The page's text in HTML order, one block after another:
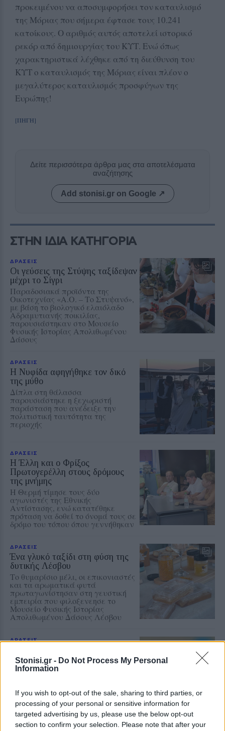
Stonisi.gr - Do Not Process My Personal
Information
If you wish to opt-out of the sale, sharing to third parties, or
processing of your personal or sensitive information for
targeted advertising by us, please use the below opt-out
section to confirm your selection. Please note that after your
προκειμένου να αποσυμφορήσει τον καταυλισμό
της Μόριας που σήμερα έφτασε τους 10.241
κατοίκους. Ο αριθμός αυτός αποτελεί ιστορικό
ρεκόρ από δημιουργίας του ΚΥΤ. Ενώ όπως
χαρακτηριστικά λέχθηκε από τη διεύθυνση του
ΚΥΤ ο καταυλισμός της Μόριας είναι πλέον ο
μεγαλύτερος καταυλισμός προσφύγων της
Ευρώπης!
[ΠΗΓΗ]
Δείτε περισσότερα άρθρα μας στα αποτελέσματα
αναζήτησης
Add stonisi.gr on Google ↗
ΣΤΗΝ ΙΔΙΑ ΚΑΤΗΓΟΡΙΑ
ΔΡΑΣΕΙΣ
Οι γεύσεις της Στύψης ταξίδεψαν
μέχρι το Σίγρι
Παραδοσιακά προϊόντα της
Οικοτεχνίας «Α.Ο. – Το Στυψανό»,
με βάση το βιολογικό ελαιόλαδο
Αδραμυτιανής ποικιλίας,
παρουσιάστηκαν στο Μουσείο
Φυσικής Ιστορίας Απολιθωμένου
Δάσους
ΔΡΑΣΕΙΣ
Η Νυφίδα αφηγήθηκε τον δικό
της μύθο
Δίπλα στη θάλασσα
παρουσιάστηκε η ξεχωριστή
παράσταση που ανέδειξε την
πολιτιστική ταυτότητα της
περιοχής
ΔΡΑΣΕΙΣ
Η Έλλη και ο Φρίξος
Πρωτογερέλλη στους δρόμους
της μνήμης
Η Θερμή τίμησε τους δύο
αγωνιστές της Εθνικής
Αντίστασης, ενώ κατατέθηκε
πρόταση να δοθεί το όνομά τους σε
δρόμο του τόπου όπου γεννήθηκαν
ΔΡΑΣΕΙΣ
Ένα γλυκό ταξίδι στη φύση της
δυτικής Λέσβου
Το θυμαρίσιο μέλι, οι επικονιαστές
και τα αρωματικά φυτά
πρωταγωνίστησαν στη γευστική
εμπειρία που φιλοξενεησε το
Μουσείο Φυσικής Ιστορίας
Απολιθωμένου Δάσους Λέσβου
ΔΡΑΣΕΙΣ
για την Παλαιστίνη
Μυτιλήνη, Πλωμάρι και Ερεσός
ενάντια στον πόλεμο στη Γάζα και
στη συνέχιση της συνεργασίας
Ελλάδας–Ισραήλ